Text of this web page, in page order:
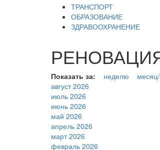
ТРАНСПОРТ
ОБРАЗОВАНИЕ
ЗДРАВООХРАНЕНИЕ
Показать за: неделю
август 2026
июль 2026
июнь 2026
май 2026
апрель 2026
март 2026
февраль 2026